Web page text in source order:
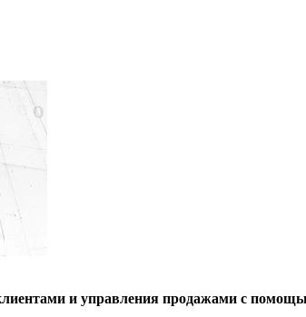
и управления продажами с